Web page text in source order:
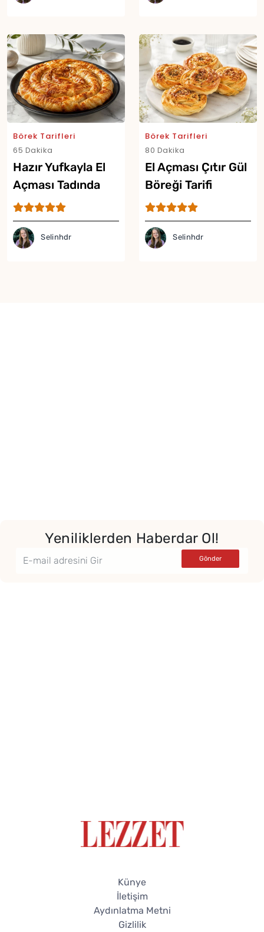
Börek Tarifleri
65 Dakika
Hazır Yufkayla El
Açması Tadında
Çıtır Börek Tarifi
Selinhdr
Börek Tarifleri
80 Dakika
El Açması Çıtır Gül
Böreği Tarifi
Selinhdr
Yeniliklerden Haberdar Ol!
Künye
İletişim
Aydınlatma Metni
Gizlilik